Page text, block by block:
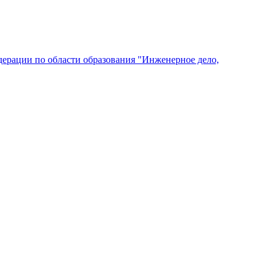
по области образования "Инженерное дело,